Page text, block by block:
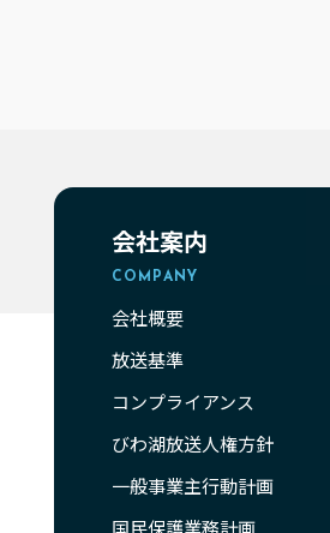
会社案内
COMPANY
会社概要
放送基準
コンプライアンス
びわ湖放送人権方針
一般事業主行動計画
国民保護業務計画